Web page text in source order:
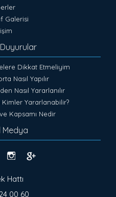
Galerisi
Dikkat Etmeliyim
Nasıl Yapılır
Nasıl Yararlanılır
Kimler Yararlanabilir?
Kapsamı Nedir
Medya
Hattı
00 60